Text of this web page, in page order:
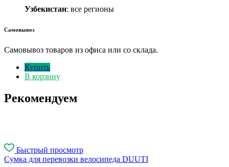
Узбекистан: все регионы
Самовывоз
Самовывоз товаров из офиса или со склада.
Купить
В корзину
Рекомендуем
Быстрый просмотр
Сумка для перевозки велосипеда DUUTI